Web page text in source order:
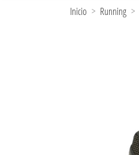
Inicio Running